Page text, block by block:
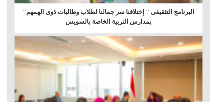
البرنامج التثقيفى " إختلافنا سر جمالنا لطلاب وطالبات ذوى الهمهم"
بمدارس التربية الخاصة بالسويس